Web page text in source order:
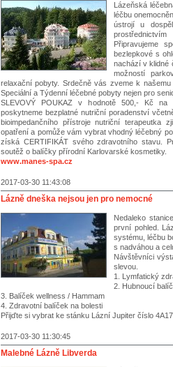
Lázeňská
léčbu
ústrojí u
Připravujeme
bezlepkové s
nachází v klidné
možností
relaxační pobyty. Srdečně vás zveme k
Speciální a Týdenní léčebné pobyty nejen pro
SLEVOVÝ POUKAZ v hodnotě 500,- Kč na
poskytneme bezplatné nutriční poradenství
bioimpedančního přístroje nutriční terapeutka
opatření a pomůže vám vybrat vhodný léčebný
získá CERTIFIKÁT svého zdravotního stavu.
soutěž o balíčky přírodní Karlovarské kosmetiky.
www.manes-spa.cz
2017-03-30 11:43:08
Lázně dneška nejsou jen pro nemocné
Nedaleko
první pohled.
systému, léčbu
s nadváhou a
Návštěvníci
slevou.
1. Lymfatický
2. Hubnoucí
3. Balíček wellness / Hammam
4. Zdravotní balíček na bolesti
Přijďte si vybrat ke stánku Lázní Jupiter číslo
2017-03-30 11:30:45
Malebné Lázně Libverda